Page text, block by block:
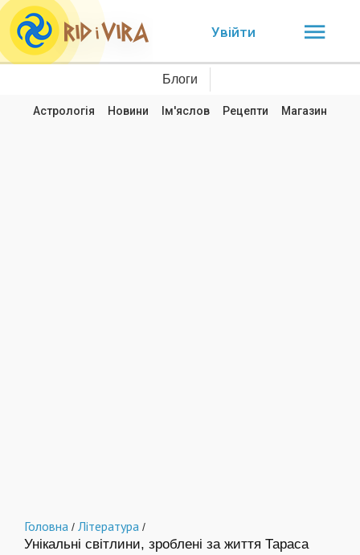
Увійти
Блоги
Астрологія Новини Ім'яслов Рецепти Магазин
Головна / Література /
Унікальні світлини, зроблені за життя Тараса